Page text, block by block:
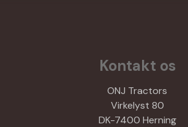
Kontakt os
ONJ Tractors
Virkelyst 80
DK-7400 Herning